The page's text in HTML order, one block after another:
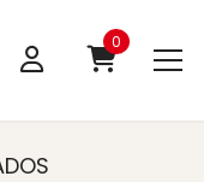
0